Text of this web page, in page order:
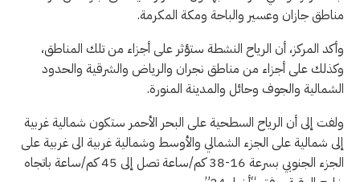
مناطق جازان وعسير والباحة ومكة المكرمة.
وأكد المركز، أن الرياح النشطة ستؤثر على أجزاء من تلك المناطق،
وكذلك على أجزاء من مناطق نجران والرياض والشرقية والحدود
الشمالية والجوف وحائل والمدينة المنورة.
ولفت إلى أن الرياح السطحية على البحر الأحمر ستكون شمالية غربية
إلى شمالية على الجزء الشمالي والأوسط وشمالية غربية الى غربية على
الجزء الجنوبي بسرعة 16-38 كم/ساعة تصل إلى 45 كم/ساعة باتجاه